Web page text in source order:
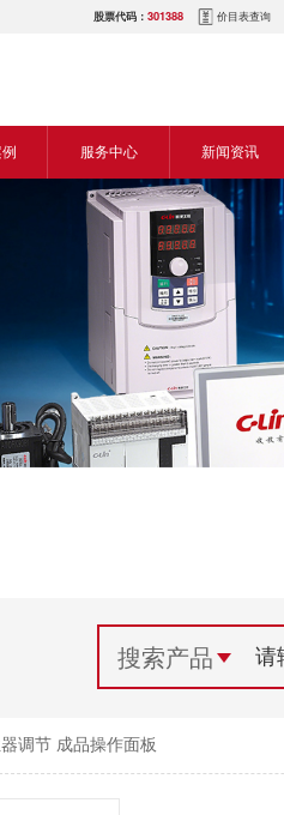
价目表查询
股票代码：301388
行业
行业
服务中心
营销网络
服务热线
电商平台
下载中心
常见问题
技术支持
投诉与建议
新闻资讯
新闻动态
展会资讯
电气百科
常见问答
调节 成品操作面板